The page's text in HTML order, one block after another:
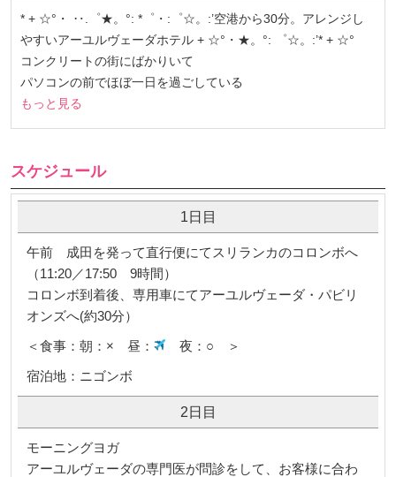
* + ☆°・ ‥.゜★。°: *゜・:゜☆。:’空港から30分。アレンジし
やすいアーユルヴェーダホテル + ☆°・★。°: ゜☆。:’* + ☆°
コンクリートの街にばかりいて
パソコンの前でほぼ一日を過ごしている
もっと見る
スケジュール
1日目
午前 成田を発って直行便にてスリランカのコロンボへ
（11:20／17:50 9時間）
コロンボ到着後、専用車にてアーユルヴェーダ・パビリ
オンズへ(約30分）
＜食事：朝：× 昼：
夜：○ ＞
宿泊地：ニゴンボ
2日目
モーニングヨガ
アーユルヴェーダの専門医が問診をして、お客様に合わ